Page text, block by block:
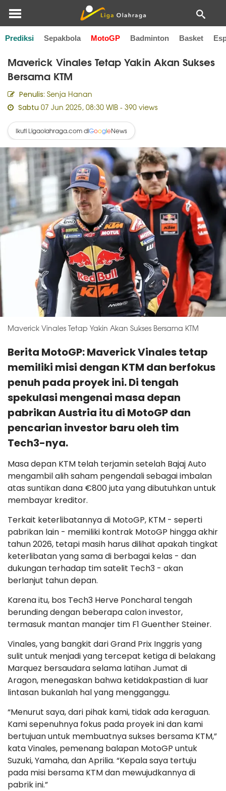
Prediksi Sepakbola MotoGP Badminton Basket
Home MotoGP
Maverick Vinales Tetap Yakin Akan Sukses
Bersama KTM
Penulis: Senja Hanan
Sabtu 07 Jun 2025, 08:30 WIB - 390 views
Ikuti Ligaolahraga.com diGoogleNews
Maverick Vinales Tetap Yakin Akan Sukses Bersama KTM
Berita MotoGP: Maverick Vinales tetap
memiliki misi dengan KTM dan berfokus
penuh pada proyek ini. Di tengah
spekulasi mengenai masa depan
pabrikan Austria itu di MotoGP dan
pencarian investor baru oleh tim
Tech3-nya.
Masa depan KTM telah terjamin setelah Bajaj Auto
mengambil alih saham pengendali sebagai imbalan
atas suntikan dana €800 juta yang dibutuhkan untuk
membayar kreditor.
Terkait keterlibatannya di MotoGP, KTM - seperti
pabrikan lain - memiliki kontrak MotoGP hingga akhir
tahun 2026, tetapi masih harus dilihat apakah tingkat
keterlibatan yang sama di berbagai kelas - dan
dukungan terhadap tim satelit Tech3 - akan
berlanjut tahun depan.
Karena itu, bos Tech3 Herve Poncharal tengah
berunding dengan beberapa calon investor,
termasuk mantan manajer tim F1 Guenther Steiner.
Vinales, yang bangkit dari Grand Prix Inggris yang
sulit untuk menjadi yang tercepat ketiga di belakang
Marquez bersaudara selama latihan Jumat di
Aragon, menegaskan bahwa ketidakpastian di luar
lintasan bukanlah hal yang mengganggu.
“Menurut saya, dari pihak kami, tidak ada keraguan.
Kami sepenuhnya fokus pada proyek ini dan kami
bertujuan untuk membuatnya sukses bersama KTM,”
kata Vinales, pemenang balapan MotoGP untuk
Suzuki, Yamaha, dan Aprilia. “Kepala saya tertuju
pada misi bersama KTM dan mewujudkannya di
pabrik ini.”